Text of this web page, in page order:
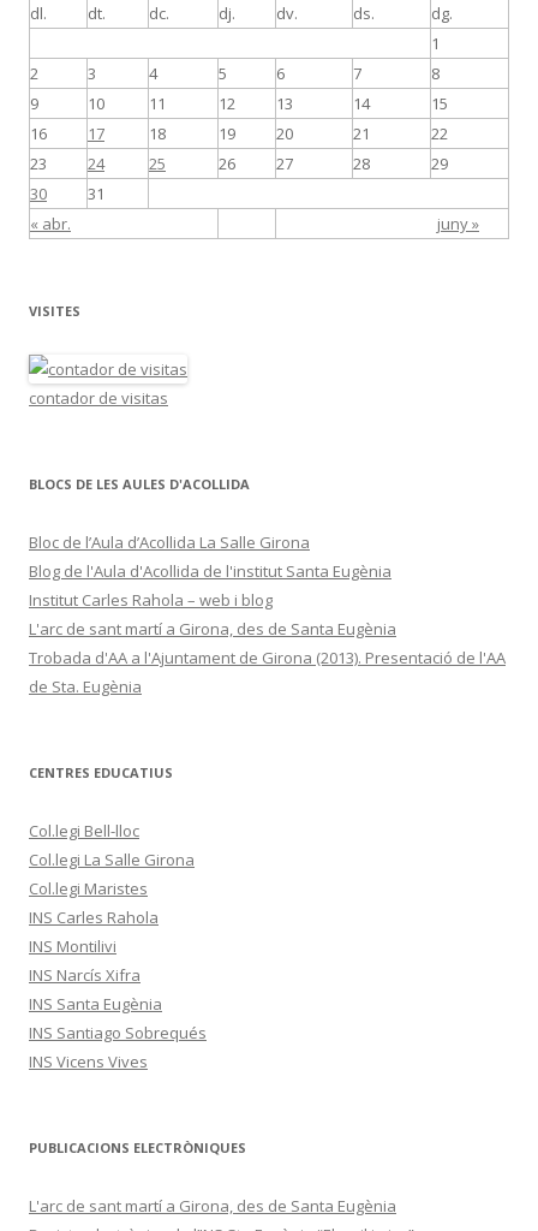
dl.
dt. dc. dj. dv. ds. dg.
« abr. juny »
1
2
3 4 5 6 7
8
9
10 11 12 13 14
15
16
17 18 19 20 21
22
23
24 25 26 27 28
29
30
31
VISITES
contador de visitas
BLOCS DE LES AULES D'ACOLLIDA
Bloc de l’Aula d’Acollida La Salle Girona
Blog de l'Aula d'Acollida de l'institut Santa Eugènia
Institut Carles Rahola – web i blog
L'arc de sant martí a Girona, des de Santa Eugènia
Trobada d'AA a l'Ajuntament de Girona (2013). Presentació de l'AA
de Sta. Eugènia
CENTRES EDUCATIUS
Col.legi Bell-lloc
Col.legi La Salle Girona
Col.legi Maristes
INS Carles Rahola
INS Montilivi
INS Narcís Xifra
INS Santa Eugènia
INS Santiago Sobrequés
INS Vicens Vives
PUBLICACIONS ELECTRÒNIQUES
L'arc de sant martí a Girona, des de Santa Eugènia